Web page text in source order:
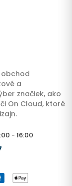
obchod
a
značiek, ako
On Cloud, ktoré
- 16:00